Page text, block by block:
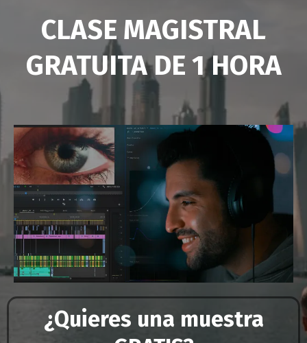
CLASE MAGISTRAL
GRATUITA DE 1 HORA
¿Quieres una muestra